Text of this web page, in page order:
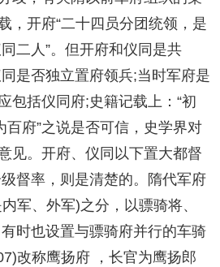
，开府“二十四员分团统领，是
二人”。但开府和仪同是共
是否独立置府领兵;当时军府是
包括仪同府;史籍记载上：“初
百府”之说是否可信，史学界对
见。开府、仪同以下置大都督
督率，则是清楚的。隋代军府
军、外军)之分，以骠骑将、
时也设置与骠骑府并行的车骑
改称鹰扬府 ，长官为鹰扬郎